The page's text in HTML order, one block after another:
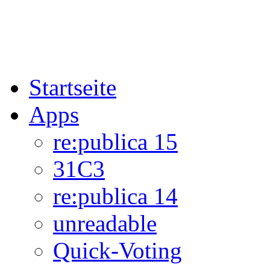
Startseite
Apps
re:publica 15
31C3
re:publica 14
unreadable
Quick-Voting